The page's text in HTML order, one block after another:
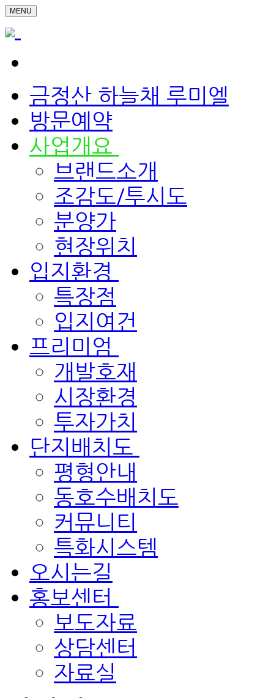
MENU
금정산 하늘채 루미엘
방문예약
사업개요
브랜드소개
조감도/투시도
분양가
현장위치
입지환경
특장점
입지여건
프리미엄
개발호재
시장환경
투자가치
단지배치도
평형안내
동호수배치도
커뮤니티
특화시스템
오시는길
홍보센터
보도자료
상담센터
자료실